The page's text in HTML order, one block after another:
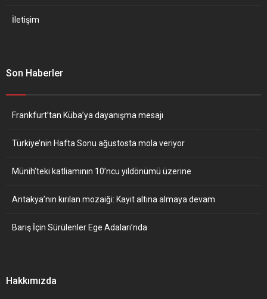
İletişim
Son Haberler
Frankfurt’tan Küba’ya dayanışma mesajı
Türkiye’nin Hafta Sonu ağustosta mola veriyor
Münih’teki katliamının 10’ncu yıldönümü üzerine
Antakya’nın kırılan mozaiği: Kayıt altına almaya devam
Barış İçin Sürülenler Ege Adaları’nda
Hakkımızda